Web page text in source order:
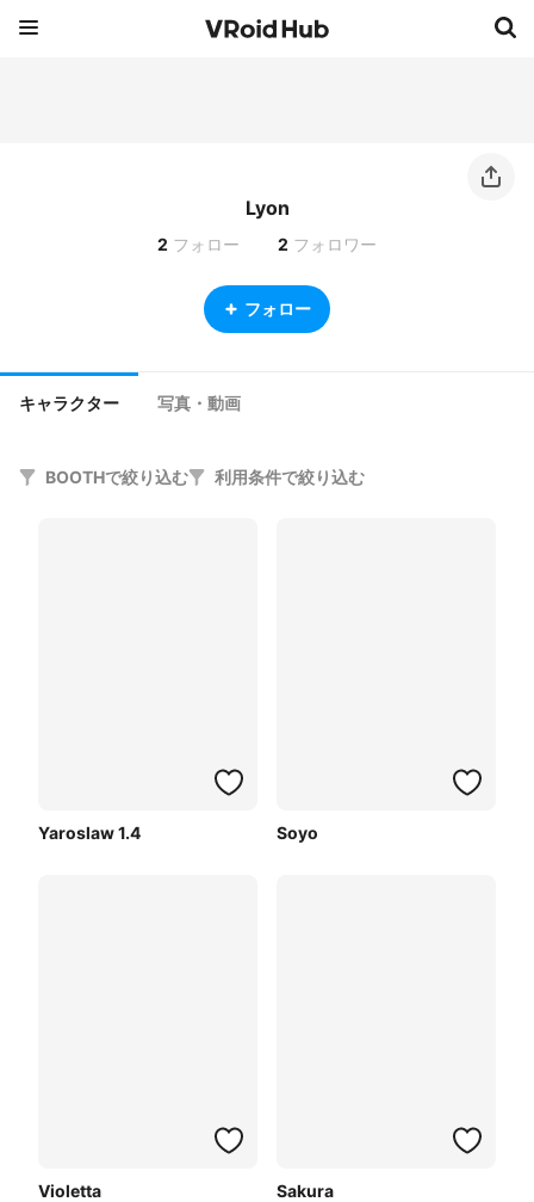
Lyon
2 フォロー 2 フォロワー
フォロー
キャラクター 写真・動画
BOOTHで絞り込む 利用条件で絞り込む
Yaroslaw 1.4 Soyo
Violetta Sakura